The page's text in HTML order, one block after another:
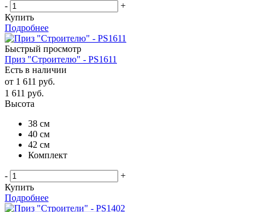
-
+
Купить
Подробнее
Быстрый просмотр
Приз "Строителю" - PS1611
Есть в наличии
от 1 611 руб.
1 611 руб.
Высота
38 см
40 см
42 см
Комплект
-
+
Купить
Подробнее